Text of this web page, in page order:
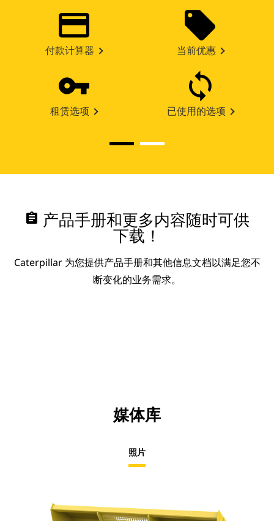
付款计算器 当前优惠
租赁选项 已使用的选项
assignment 产品手册和更多内容随时可供
下载！
Caterpillar 为您提供产品手册和其他信息文档以满足您不
断变化的业务需求。
媒体库
照片